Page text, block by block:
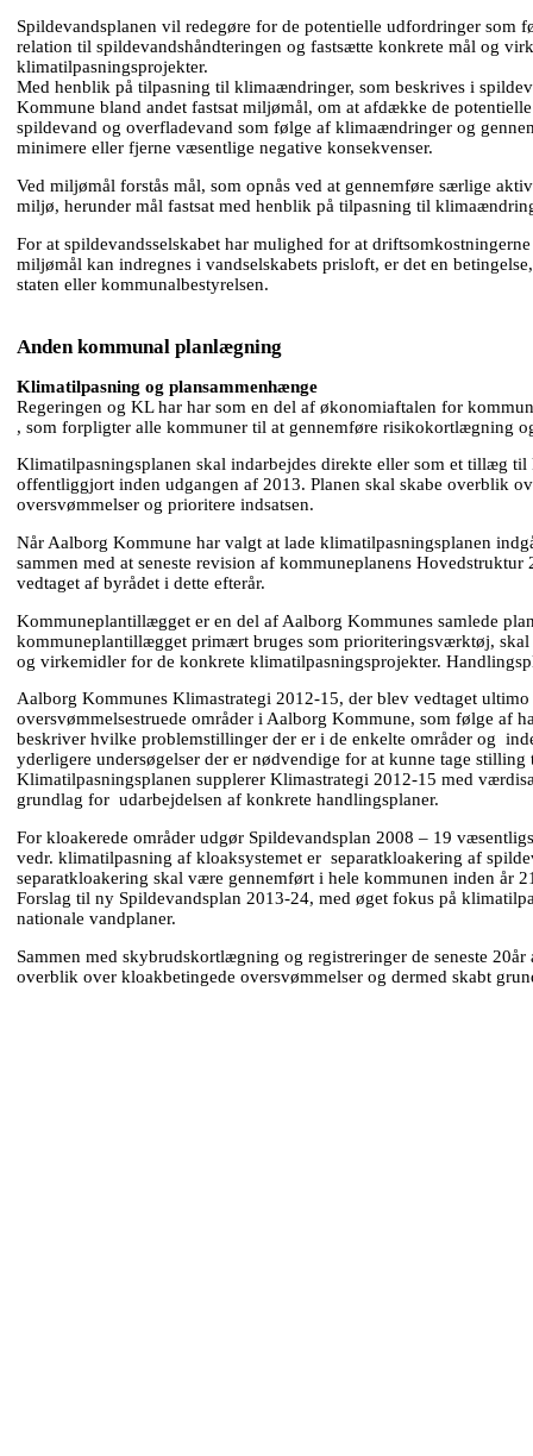
Spildevandsplanen vil redegøre for de potentielle udfordringer som
relation til spildevandshåndteringen og fastsætte konkrete mål og
klimatilpasningsprojekter.
Med henblik på tilpasning til klimaændringer, som beskrives i
Kommune bland andet fastsat miljømål, om at afdække de
spildevand og overfladevand som følge af klimaændringer og
minimere eller fjerne væsentlige negative konsekvenser.
Ved miljømål forstås mål, som opnås ved at gennemføre særlige
miljø, herunder mål fastsat med henblik på tilpasning til
For at spildevandsselskabet har mulighed for at
miljømål kan indregnes i vandselskabets prisloft, er det en
staten eller kommunalbestyrelsen.
Anden kommunal planlægning
Klimatilpasning og plansammenhænge
Regeringen og KL har har som en del af økonomiaftalen for
, som forpligter alle kommuner til at gennemføre risikokortlægning
Klimatilpasningsplanen skal indarbejdes direkte eller som et tillæg
offentliggjort inden udgangen af 2013. Planen skal skabe overblik
oversvømmelser og prioritere indsatsen.
Når Aalborg Kommune har valgt at lade klimatilpasningsplanen
sammen med at seneste revision af kommuneplanens
vedtaget af byrådet i dette efterår.
Kommuneplantillægget er en del af Aalborg Kommunes samlede
kommuneplantillægget primært bruges som prioriteringsværktøj,
og virkemidler for de konkrete klimatilpasningsprojekter.
Aalborg Kommunes Klimastrategi 2012-15, der blev vedtaget
oversvømmelsestruede områder i Aalborg Kommune, som følge af
beskriver hvilke problemstillinger der er i de enkelte områder og
yderligere undersøgelser der er nødvendige for at kunne tage
Klimatilpasningsplanen supplerer Klimastrategi 2012-15 med
grundlag for udarbejdelsen af konkrete handlingsplaner.
For kloakerede områder udgør Spildevandsplan 2008 – 19
vedr. klimatilpasning af kloaksystemet er separatkloakering af
separatkloakering skal være gennemført i hele kommunen inden år
Forslag til ny Spildevandsplan 2013-24, med øget fokus på
nationale vandplaner.
Sammen med skybrudskortlægning og registreringer de seneste
overblik over kloakbetingede oversvømmelser og dermed skabt